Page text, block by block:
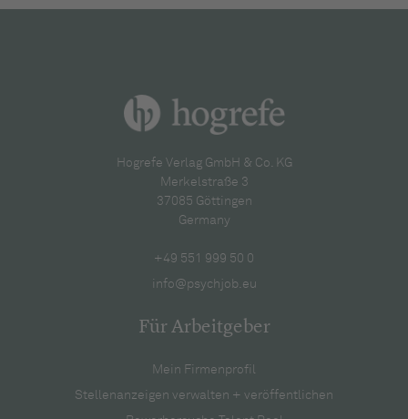
Hogrefe Verlag GmbH & Co. KG
Merkelstraße 3
37085 Göttingen
Germany
+49 551 999 50 0
info@psychjob.eu
Für Arbeitgeber
Mein Firmenprofil
Stellenanzeigen verwalten + veröffentlichen